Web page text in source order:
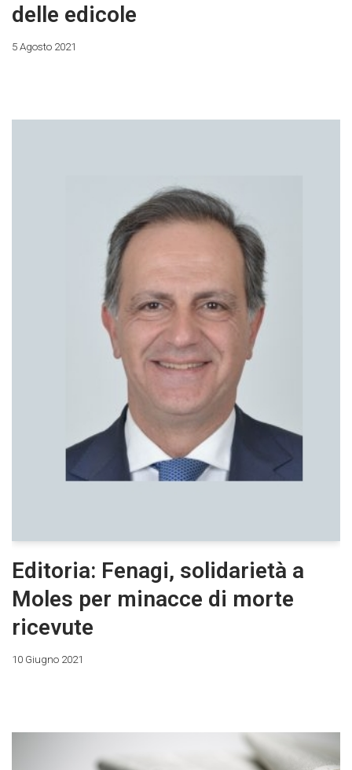
delle edicole
5 Agosto 2021
Editoria: Fenagi, solidarietà a
Moles per minacce di morte
ricevute
10 Giugno 2021